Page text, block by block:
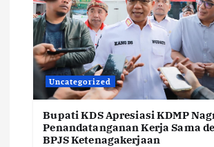
Uncategorized
Bupati KDS Apresiasi KDMP
Penandatanganan Kerja Sama
BPJS Ketenagakerjaan